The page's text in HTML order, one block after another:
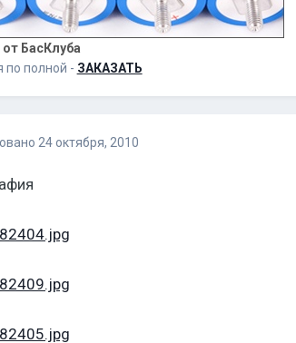
от БасКлуба
по полной - ЗАКАЗАТЬ
24 октября, 2010